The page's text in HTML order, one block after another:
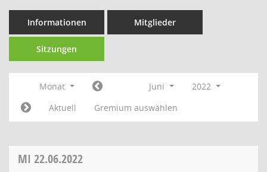
Informationen Mitglieder
Sitzungen
Monat Juni
2022
Aktuell
Gremium auswählen
MI 22.06.2022